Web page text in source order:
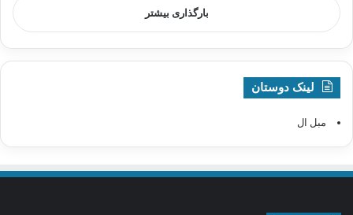
بارگذاری بیشتر
لینک دوستان
مبل ال